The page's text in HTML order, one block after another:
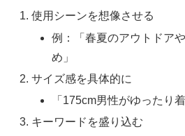
使用シーンを想像させる
例：「春夏のアウトドア
め」
サイズ感を具体的に
「175cm男性がゆったり
キーワードを盛り込む